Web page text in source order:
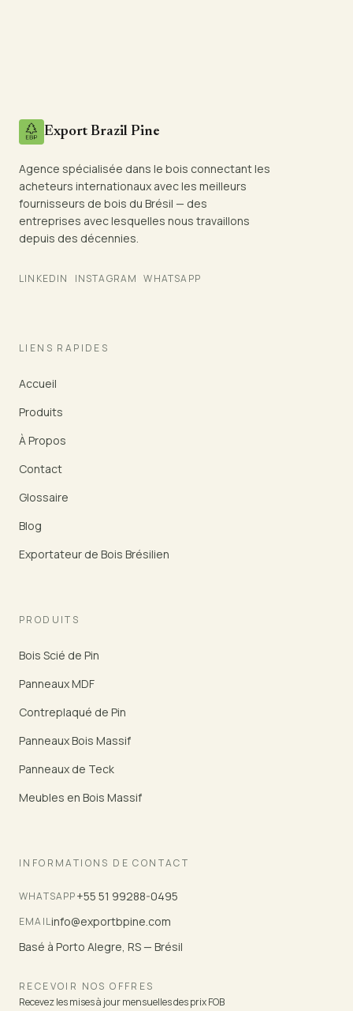
Export Brazil Pine
Agence spécialisée dans le bois connectant les
acheteurs internationaux avec les meilleurs
fournisseurs de bois du Brésil — des
entreprises avec lesquelles nous travaillons
depuis des décennies.
LINKEDIN INSTAGRAM WHATSAPP
LIENS RAPIDES
Accueil
Produits
À Propos
Contact
Glossaire
Blog
Exportateur de Bois Brésilien
PRODUITS
Bois Scié de Pin
Panneaux MDF
Contreplaqué de Pin
Panneaux Bois Massif
Panneaux de Teck
Meubles en Bois Massif
INFORMATIONS DE CONTACT
WHATSAPP+55 51 99288-0495
EMAILinfo@exportbpine.com
Basé à Porto Alegre, RS — Brésil
RECEVOIR NOS OFFRES
Recevez les mises à jour mensuelles des prix FOB